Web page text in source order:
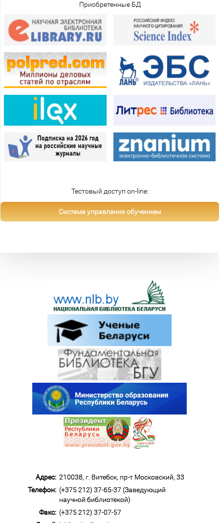
Приобретенные БД
Тестовый доступ on-line:
Система управления обучением
Адрес: 210038, г. Витебск, пр-т Московский, 33
Телефон: (+375 212) 37-65-37 (Заведующий
научной библиотекой)
Факс: (+375 212) 37-07-57